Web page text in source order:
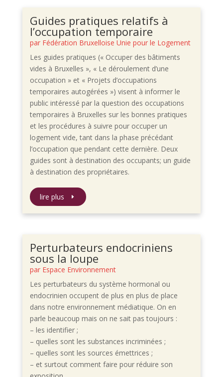
Guides pratiques relatifs à
l’occupation temporaire
par Fédération Bruxelloise Unie pour le Logement
Les guides pratiques (« Occuper des bâtiments
vides à Bruxelles », « Le déroulement d’une
occupation » et « Projets d’occupations
temporaires autogérées ») visent à informer le
public intéressé par la question des occupations
temporaires à Bruxelles sur les bonnes pratiques
et les procédures à suivre pour occuper un
logement vide, tant dans la phase précédant
l’occupation que pendant cette dernière. Deux
guides sont à destination des occupants; un guide
à destination des propriétaires.
lire plus
Perturbateurs endocriniens
sous la loupe
par Espace Environnement
Les perturbateurs du système hormonal ou
endocrinien occupent de plus en plus de place
dans notre environnement médiatique. On en
parle beaucoup mais on ne sait pas toujours :
– les identifier ;
– quelles sont les substances incriminées ;
– quelles sont les sources émettrices ;
– et surtout comment faire pour réduire son